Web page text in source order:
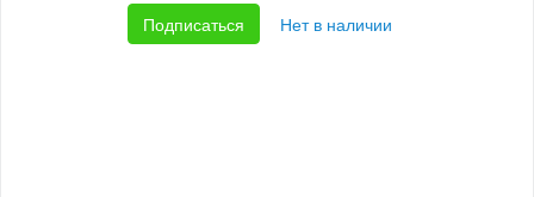
Подписаться Нет в наличии